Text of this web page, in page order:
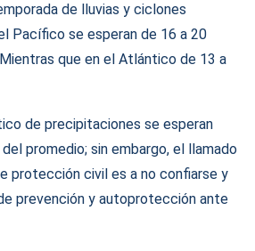
de lluvias y ciclones
Pacífico se esperan de 16 a 20
que en el Atlántico de 13 a
de precipitaciones se esperan
promedio; sin embargo, el llamado
protección civil es a no confiarse y
prevención y autoprotección ante